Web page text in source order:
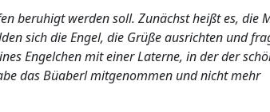
beruhigt werden soll. Zunächst heißt es, die
sich die Engel, die Grüße ausrichten und
Engelchen mit einer Laterne, in der der
das Büaberl mitgenommen und nicht mehr